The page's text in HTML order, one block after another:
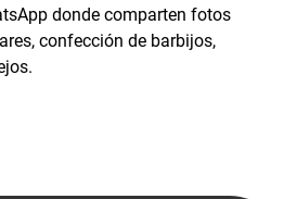
donde comparten fotos
confección de barbijos,